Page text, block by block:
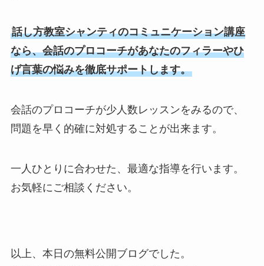
話し方教室シャンティのコミュニケーション講座
なら、会話のプロコーチがあなたのフィラーやひ
げ言葉の悩みを徹底サポートします。
会話のプロコーチが少人数レッスンをみるので、
問題を早く的確に対処することが出来ます。
一人ひとりに合わせた、最適な指導を行います。
お気軽にご相談ください。
以上、本日の無料公開ブログでした。